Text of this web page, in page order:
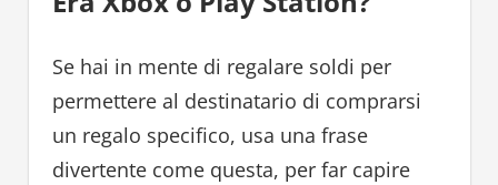
Se hai in mente di regalare soldi per
permettere al destinatario di comprarsi
un regalo specifico, usa una frase
divertente come questa, per far capire